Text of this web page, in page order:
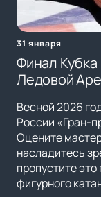
31 января
Финал
Ледовой
Весной 2026
России «Гран-
Оцените
насладитесь
пропустите
фигурного